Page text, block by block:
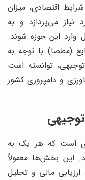
اقتصادی، میزان
نیاز می‌پردازد و به
وارد این حوزه شوند.
(مطصا) با توجه به
توانسته است
و دامپروری کشور
است که هر یک به
این بخش‌ها معمولاً
ارزیابی مالی و تحلیل